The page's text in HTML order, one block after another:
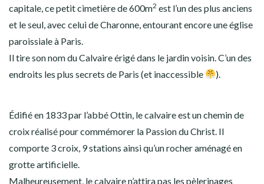
capitale, ce petit cimetière de 600m2 est l’un des plus anciens
et le seul, avec celui de Charonne, entourant encore une église
paroissiale à Paris.
Il tire son nom du Calvaire érigé dans le jardin voisin. C’un des
endroits les plus secrets de Paris (et inaccessible
).
Édifié en 1833 par l’abbé Ottin, le calvaire est un chemin de
croix réalisé pour commémorer la Passion du Christ. Il
comporte 3 croix, 9 stations ainsi qu’un rocher aménagé en
grotte artificielle.
Malheureusement, le calvaire n’attira pas les pèlerinages